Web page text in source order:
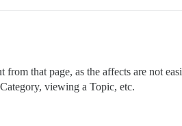
that page, as the affects are not
viewing a Topic, etc.